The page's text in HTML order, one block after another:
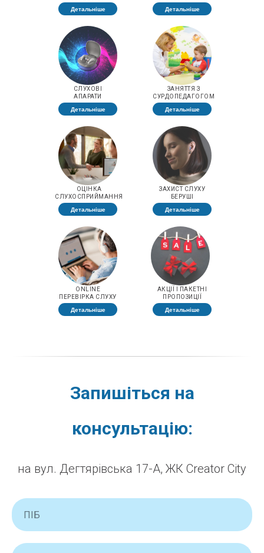
Детальніше
Детальніше
Детальніше
ЗАНЯТТЯ З
СУРДОПЕДАГОГОМ
Детальніше
ЗАХИСТ СЛУХУ
БЕРУШІ
ONLINE
ПЕРЕВІРКА СЛУХУ
Детальніше
Детальніше
СЛУХОВІ
АПАРАТИ
ОЦІНКА
СЛУХОСПРИЙМАННЯ
Детальніше
Детальніше
АКЦІЇ І ПАКЕТНІ
ПРОПОЗИЦІЇ
Запишіться на
консультацію:
на вул. Дегтярівська 17-А, ЖК Creator City